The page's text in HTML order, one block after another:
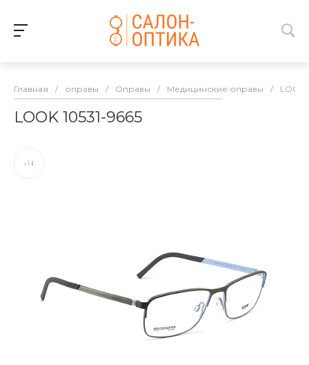
Главная / оправы / Оправы / Медицинские оправы / LOOK
LOOK 10531-9665